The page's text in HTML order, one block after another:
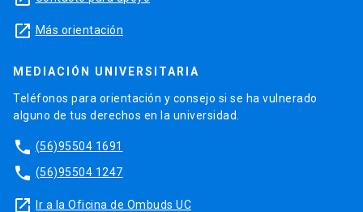
launch Más orientación
MEDIACIÓN UNIVERSITARIA
Teléfonos para orientación y consejo si se ha vulnerado
alguno de tus derechos en la universidad.
phone (56)95504 1691
phone (56)95504 1247
launch Ir a la Oficina de Ombuds UC